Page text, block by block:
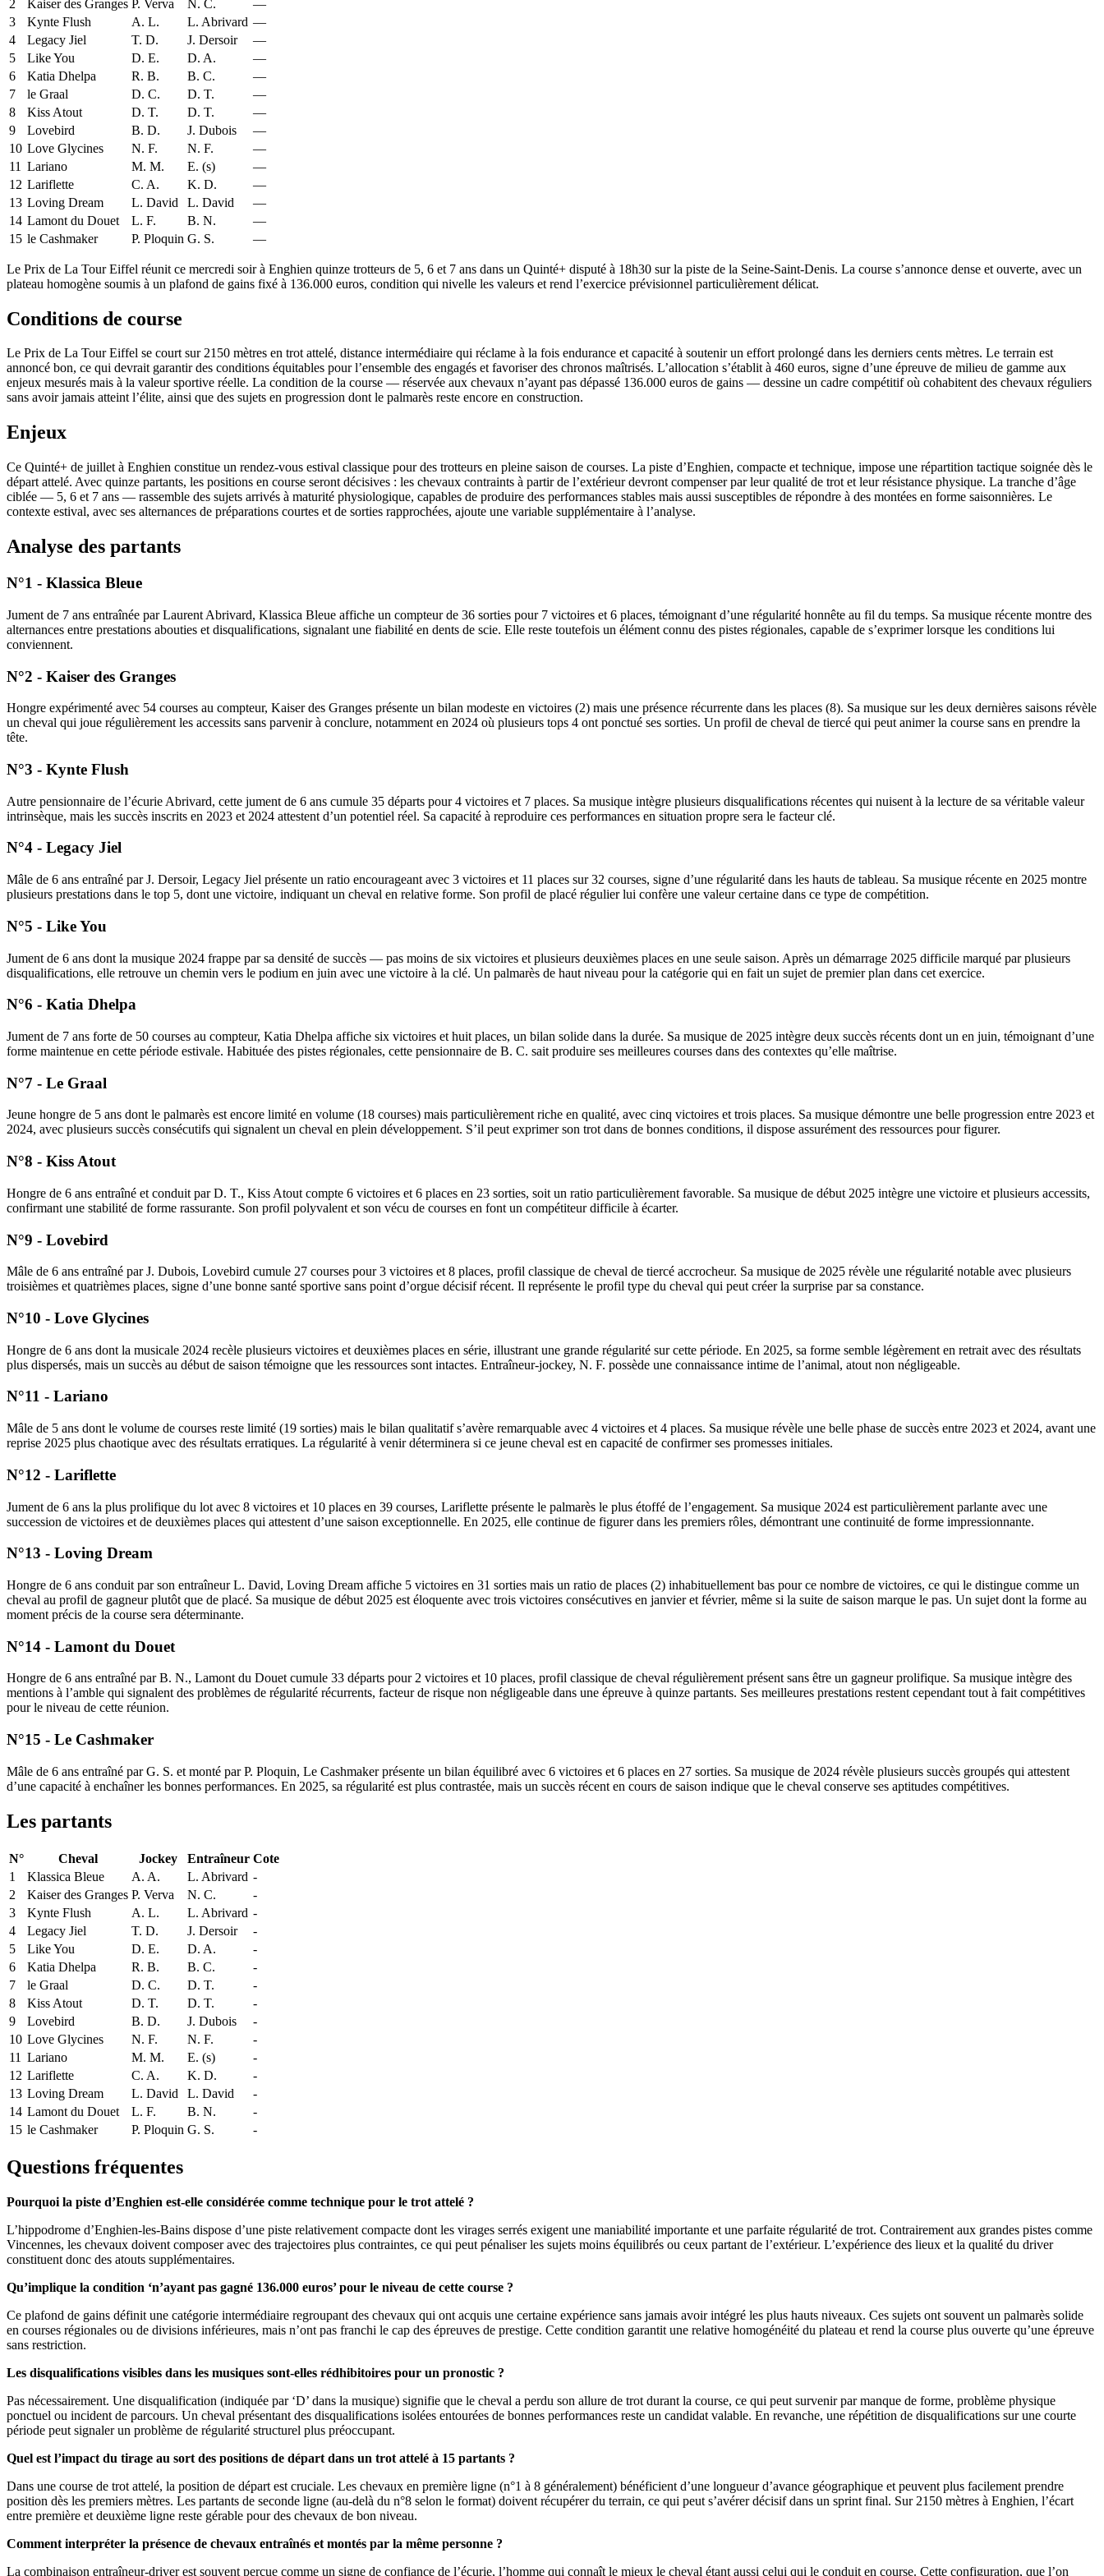
2 Kaiser des Granges P. Verva N. C.
—
3
Kynte Flush A. L. L. Abrivard —
4
Legacy Jiel T. D. J. Dersoir
—
5
Like You D. E. D. A.
—
6
Katia Dhelpa R. B. B. C.
—
7
le Graal D. C. D. T.
—
8
Kiss Atout D. T. D. T.
—
9
Lovebird B. D. J. Dubois
—
10 Love Glycines N. F. N. F.
—
11 Lariano M. M. E. (s)
—
12 Lariflette C. A. K. D.
—
13 Loving Dream L. David L. David
—
14 Lamont du Douet L. F. B. N.
—
15 le Cashmaker P. Ploquin G. S. —
Le Prix de La Tour Eiffel réunit ce mercredi soir à Enghien quinze trotteurs de 5, 6 et 7 ans dans un Quinté+ disputé à 18h30 sur la piste de la Seine-Saint-Denis. La course s’annonce dense et ouverte, avec un
plateau homogène soumis à un plafond de gains fixé à 136.000 euros, condition qui nivelle les valeurs et rend l’exercice prévisionnel particulièrement délicat.
Conditions de course
Le Prix de La Tour Eiffel se court sur 2150 mètres en trot attelé, distance intermédiaire qui réclame à la fois endurance et capacité à soutenir un effort prolongé dans les derniers cents mètres. Le terrain est
annoncé bon, ce qui devrait garantir des conditions équitables pour l’ensemble des engagés et favoriser des chronos maîtrisés. L’allocation s’établit à 460 euros, signe d’une épreuve de milieu de gamme aux
enjeux mesurés mais à la valeur sportive réelle. La condition de la course — réservée aux chevaux n’ayant pas dépassé 136.000 euros de gains — dessine un cadre compétitif où cohabitent des chevaux réguliers
sans avoir jamais atteint l’élite, ainsi que des sujets en progression dont le palmarès reste encore en construction.
Enjeux
Ce Quinté+ de juillet à Enghien constitue un rendez-vous estival classique pour des trotteurs en pleine saison de courses. La piste d’Enghien, compacte et technique, impose une répartition tactique soignée dès le
départ attelé. Avec quinze partants, les positions en course seront décisives : les chevaux contraints à partir de l’extérieur devront compenser par leur qualité de trot et leur résistance physique. La tranche d’âge
ciblée — 5, 6 et 7 ans — rassemble des sujets arrivés à maturité physiologique, capables de produire des performances stables mais aussi susceptibles de répondre à des montées en forme saisonnières. Le
contexte estival, avec ses alternances de préparations courtes et de sorties rapprochées, ajoute une variable supplémentaire à l’analyse.
Analyse des partants
N°1 - Klassica Bleue
Jument de 7 ans entraînée par Laurent Abrivard, Klassica Bleue affiche un compteur de 36 sorties pour 7 victoires et 6 places, témoignant d’une régularité honnête au fil du temps. Sa musique récente montre des
alternances entre prestations abouties et disqualifications, signalant une fiabilité en dents de scie. Elle reste toutefois un élément connu des pistes régionales, capable de s’exprimer lorsque les conditions lui
conviennent.
N°2 - Kaiser des Granges
Hongre expérimenté avec 54 courses au compteur, Kaiser des Granges présente un bilan modeste en victoires (2) mais une présence récurrente dans les places (8). Sa musique sur les deux dernières saisons révèle
un cheval qui joue régulièrement les accessits sans parvenir à conclure, notamment en 2024 où plusieurs tops 4 ont ponctué ses sorties. Un profil de cheval de tiercé qui peut animer la course sans en prendre la
tête.
N°3 - Kynte Flush
Autre pensionnaire de l’écurie Abrivard, cette jument de 6 ans cumule 35 départs pour 4 victoires et 7 places. Sa musique intègre plusieurs disqualifications récentes qui nuisent à la lecture de sa véritable valeur
intrinsèque, mais les succès inscrits en 2023 et 2024 attestent d’un potentiel réel. Sa capacité à reproduire ces performances en situation propre sera le facteur clé.
N°4 - Legacy Jiel
Mâle de 6 ans entraîné par J. Dersoir, Legacy Jiel présente un ratio encourageant avec 3 victoires et 11 places sur 32 courses, signe d’une régularité dans les hauts de tableau. Sa musique récente en 2025 montre
plusieurs prestations dans le top 5, dont une victoire, indiquant un cheval en relative forme. Son profil de placé régulier lui confère une valeur certaine dans ce type de compétition.
N°5 - Like You
Jument de 6 ans dont la musique 2024 frappe par sa densité de succès — pas moins de six victoires et plusieurs deuxièmes places en une seule saison. Après un démarrage 2025 difficile marqué par plusieurs
disqualifications, elle retrouve un chemin vers le podium en juin avec une victoire à la clé. Un palmarès de haut niveau pour la catégorie qui en fait un sujet de premier plan dans cet exercice.
N°6 - Katia Dhelpa
Jument de 7 ans forte de 50 courses au compteur, Katia Dhelpa affiche six victoires et huit places, un bilan solide dans la durée. Sa musique de 2025 intègre deux succès récents dont un en juin, témoignant d’une
forme maintenue en cette période estivale. Habituée des pistes régionales, cette pensionnaire de B. C. sait produire ses meilleures courses dans des contextes qu’elle maîtrise.
N°7 - Le Graal
Jeune hongre de 5 ans dont le palmarès est encore limité en volume (18 courses) mais particulièrement riche en qualité, avec cinq victoires et trois places. Sa musique démontre une belle progression entre 2023 et
2024, avec plusieurs succès consécutifs qui signalent un cheval en plein développement. S’il peut exprimer son trot dans de bonnes conditions, il dispose assurément des ressources pour figurer.
N°8 - Kiss Atout
Hongre de 6 ans entraîné et conduit par D. T., Kiss Atout compte 6 victoires et 6 places en 23 sorties, soit un ratio particulièrement favorable. Sa musique de début 2025 intègre une victoire et plusieurs accessits,
confirmant une stabilité de forme rassurante. Son profil polyvalent et son vécu de courses en font un compétiteur difficile à écarter.
N°9 - Lovebird
Mâle de 6 ans entraîné par J. Dubois, Lovebird cumule 27 courses pour 3 victoires et 8 places, profil classique de cheval de tiercé accrocheur. Sa musique de 2025 révèle une régularité notable avec plusieurs
troisièmes et quatrièmes places, signe d’une bonne santé sportive sans point d’orgue décisif récent. Il représente le profil type du cheval qui peut créer la surprise par sa constance.
N°10 - Love Glycines
Hongre de 6 ans dont la musicale 2024 recèle plusieurs victoires et deuxièmes places en série, illustrant une grande régularité sur cette période. En 2025, sa forme semble légèrement en retrait avec des résultats
plus dispersés, mais un succès au début de saison témoigne que les ressources sont intactes. Entraîneur-jockey, N. F. possède une connaissance intime de l’animal, atout non négligeable.
N°11 - Lariano
Mâle de 5 ans dont le volume de courses reste limité (19 sorties) mais le bilan qualitatif s’avère remarquable avec 4 victoires et 4 places. Sa musique révèle une belle phase de succès entre 2023 et 2024, avant une
reprise 2025 plus chaotique avec des résultats erratiques. La régularité à venir déterminera si ce jeune cheval est en capacité de confirmer ses promesses initiales.
N°12 - Lariflette
Jument de 6 ans la plus prolifique du lot avec 8 victoires et 10 places en 39 courses, Lariflette présente le palmarès le plus étoffé de l’engagement. Sa musique 2024 est particulièrement parlante avec une
succession de victoires et de deuxièmes places qui attestent d’une saison exceptionnelle. En 2025, elle continue de figurer dans les premiers rôles, démontrant une continuité de forme impressionnante.
N°13 - Loving Dream
Hongre de 6 ans conduit par son entraîneur L. David, Loving Dream affiche 5 victoires en 31 sorties mais un ratio de places (2) inhabituellement bas pour ce nombre de victoires, ce qui le distingue comme un
cheval au profil de gagneur plutôt que de placé. Sa musique de début 2025 est éloquente avec trois victoires consécutives en janvier et février, même si la suite de saison marque le pas. Un sujet dont la forme au
moment précis de la course sera déterminante.
N°14 - Lamont du Douet
Hongre de 6 ans entraîné par B. N., Lamont du Douet cumule 33 départs pour 2 victoires et 10 places, profil classique de cheval régulièrement présent sans être un gagneur prolifique. Sa musique intègre des
mentions à l’amble qui signalent des problèmes de régularité récurrents, facteur de risque non négligeable dans une épreuve à quinze partants. Ses meilleures prestations restent cependant tout à fait compétitives
pour le niveau de cette réunion.
N°15 - Le Cashmaker
Mâle de 6 ans entraîné par G. S. et monté par P. Ploquin, Le Cashmaker présente un bilan équilibré avec 6 victoires et 6 places en 27 sorties. Sa musique de 2024 révèle plusieurs succès groupés qui attestent
d’une capacité à enchaîner les bonnes performances. En 2025, sa régularité est plus contrastée, mais un succès récent en cours de saison indique que le cheval conserve ses aptitudes compétitives.
Les partants
N° Cheval Jockey Entraîneur Cote
1
Klassica Bleue A. A. L. Abrivard -
2
Kaiser des Granges P. Verva N. C.
-
3
Kynte Flush A. L. L. Abrivard -
4
Legacy Jiel T. D. J. Dersoir
-
5
Like You D. E. D. A.
-
6
Katia Dhelpa R. B. B. C.
-
7
le Graal D. C. D. T.
-
8
Kiss Atout D. T. D. T.
-
9
Lovebird B. D. J. Dubois
-
10 Love Glycines N. F. N. F.
-
11 Lariano M. M. E. (s)
-
12 Lariflette C. A. K. D.
-
13 Loving Dream L. David L. David
-
14 Lamont du Douet L. F. B. N.
-
15 le Cashmaker P. Ploquin G. S. -
Questions fréquentes
Pourquoi la piste d’Enghien est-elle considérée comme technique pour le trot attelé ?
L’hippodrome d’Enghien-les-Bains dispose d’une piste relativement compacte dont les virages serrés exigent une maniabilité importante et une parfaite régularité de trot. Contrairement aux grandes pistes comme
Vincennes, les chevaux doivent composer avec des trajectoires plus contraintes, ce qui peut pénaliser les sujets moins équilibrés ou ceux partant de l’extérieur. L’expérience des lieux et la qualité du driver
constituent donc des atouts supplémentaires.
Qu’implique la condition ‘n’ayant pas gagné 136.000 euros’ pour le niveau de cette course ?
Ce plafond de gains définit une catégorie intermédiaire regroupant des chevaux qui ont acquis une certaine expérience sans jamais avoir intégré les plus hauts niveaux. Ces sujets ont souvent un palmarès solide
en courses régionales ou de divisions inférieures, mais n’ont pas franchi le cap des épreuves de prestige. Cette condition garantit une relative homogénéité du plateau et rend la course plus ouverte qu’une épreuve
sans restriction.
Les disqualifications visibles dans les musiques sont-elles rédhibitoires pour un pronostic ?
Pas nécessairement. Une disqualification (indiquée par ‘D’ dans la musique) signifie que le cheval a perdu son allure de trot durant la course, ce qui peut survenir par manque de forme, problème physique
ponctuel ou incident de parcours. Un cheval présentant des disqualifications isolées entourées de bonnes performances reste un candidat valable. En revanche, une répétition de disqualifications sur une courte
période peut signaler un problème de régularité structurel plus préoccupant.
Quel est l’impact du tirage au sort des positions de départ dans un trot attelé à 15 partants ?
Dans une course de trot attelé, la position de départ est cruciale. Les chevaux en première ligne (n°1 à 8 généralement) bénéficient d’une longueur d’avance géographique et peuvent plus facilement prendre
position dès les premiers mètres. Les partants de seconde ligne (au-delà du n°8 selon le format) doivent récupérer du terrain, ce qui peut s’avérer décisif dans un sprint final. Sur 2150 mètres à Enghien, l’écart
entre première et deuxième ligne reste gérable pour des chevaux de bon niveau.
Comment interpréter la présence de chevaux entraînés et montés par la même personne ?
La combinaison entraîneur-driver est souvent perçue comme un signe de confiance de l’écurie, l’homme qui connaît le mieux le cheval étant aussi celui qui le conduit en course. Cette configuration, que l’on